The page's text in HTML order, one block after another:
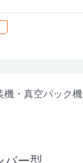
機・真空パック機